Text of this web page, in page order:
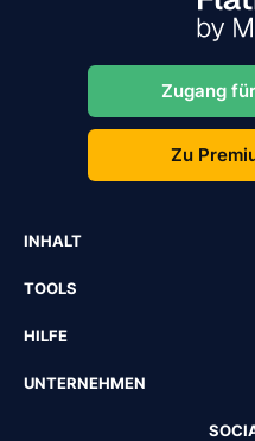
Zugang
Zu
INHALT
TOOLS
HILFE
UNTERNEHMEN